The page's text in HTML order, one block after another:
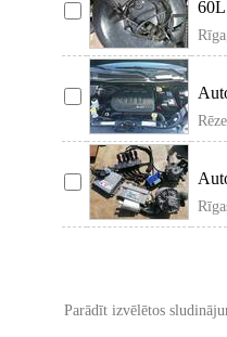
60L
bildē
Parādīt izvēlētos